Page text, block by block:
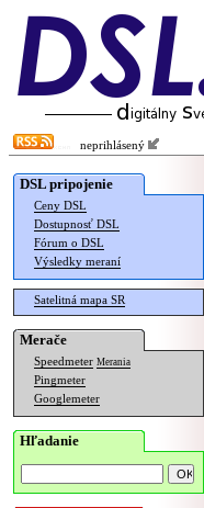
neprihlásený
DSL pripojenie
Ceny DSL
Dostupnosť DSL
Fórum o DSL
Výsledky meraní
Satelitná mapa SR
Merače
Speedmeter Merania
Pingmeter
Googlemeter
Hľadanie